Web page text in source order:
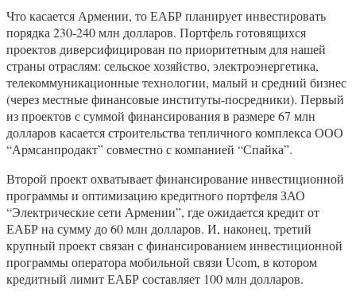
Что касается Армении, то ЕАБР планирует инвестировать
порядка 230-240 млн долларов. Портфель готовящихся
проектов диверсифицирован по приоритетным для нашей
страны отраслям: сельское хозяйство, электроэнергетика,
телекоммуникационные технологии, малый и средний бизнес
(через местные финансовые институты-посредники). Первый
из проектов с суммой финансирования в размере 67 млн
долларов касается строительства тепличного комплекса ООО
“Армсанпродакт” совместно с компанией “Спайка”.
Второй проект охватывает финансирование инвестиционной
программы и оптимизацию кредитного портфеля ЗАО
“Электрические сети Армении”, где ожидается кредит от
ЕАБР на сумму до 60 млн долларов. И, наконец, третий
крупный проект связан с финансированием инвестиционной
программы оператора мобильной связи Ucom, в котором
кредитный лимит ЕАБР составляет 100 млн долларов.